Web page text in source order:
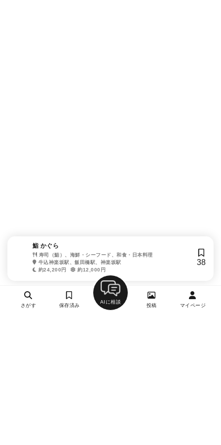
鮨 かぐら
寿司（鮨）、海鮮・シーフード、和食・日本料理
牛込神楽坂駅、飯田橋駅、神楽坂駅
約24,200円
約12,000円
38
さがす 保存済み
AIに相談
投稿 マイページ